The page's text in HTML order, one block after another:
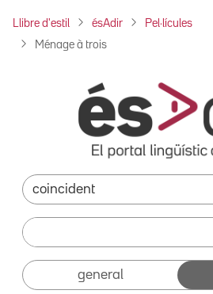
Llibre d'estil ésAdir Pel·lícules
Ménage à trois
general